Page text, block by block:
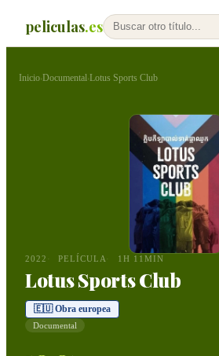
peliculas.es
Inicio›Documental›Lotus Sports Club
2022 PELÍCULA 1H 11MIN
Lotus Sports Club
🇪🇺 Obra europea
Documental